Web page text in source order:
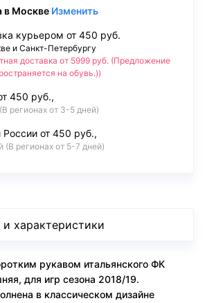
в Москве Изменить
курьером от 450 руб.
и Санкт-Петербургу
доставка от 5999 руб. (Предложение
на обувь.))
450 руб.,
регионах от 3-5 дней)
России от 450 руб.,
(В регионах от 5-7 дней)
характеристики
рукавом итальянского ФК
для игр сезона 2018/19.
в классическом дизайне